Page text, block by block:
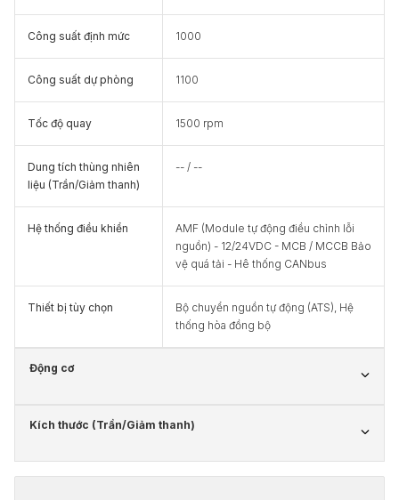
Công suất định mức 1000
Công suất dự phòng 1100
Tốc độ quay 1500 rpm
Dung tích thùng nhiên
liệu (Trần/Giảm thanh)
-- / --
Hệ thống điều khiển
AMF (Module tự động điều chỉnh lỗi
nguồn) - 12/24VDC - MCB / MCCB Bảo
vệ quá tải - Hê thống CANbus
Thiết bị tùy chọn
Bộ chuyển nguồn tự động (ATS), Hệ
thống hòa đồng bộ
Động cơ
Kích thước (Trần/Giảm thanh)